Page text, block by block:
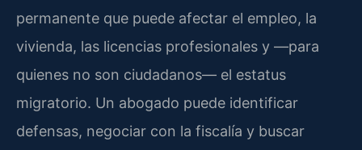
permanente que puede afectar el empleo, la
vivienda, las licencias profesionales y —para
quienes no son ciudadanos— el estatus
migratorio. Un abogado puede identificar
defensas, negociar con la fiscalía y buscar